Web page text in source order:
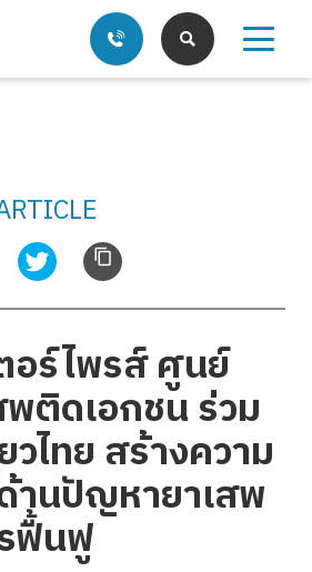
อร์ไพรส์ ศูนย์
ติดเอกชน ร่วม
วไทย สร้างความ
านปัญหายาเสพ
ฟื้นฟู